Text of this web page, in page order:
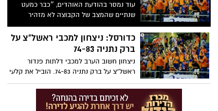
עוד נמסר בהודעת האוהדים, ״כבר כמעט
שנתיים שהמצב של הקבוצה לא מזהיר
והקבוצה איבדה את השקט התעשייתי
שאפיין אותה. קשה לנו להיות חלק מהדבר
הזה. אנחנו מיואשים ומרגישים לא רצויים.
כדורסל: ניצחון למכבי ראשל"צ על
ברק נתניה 74-83
ניצחון חשוב הערב למכבי דלתות פנדור
ראשל"צ על ברק נתניה 74-83. הוביל את קלעי
ראשל"צ דווין וויט עם 21 נקודות, אחריו ג'ייק
נקודות.